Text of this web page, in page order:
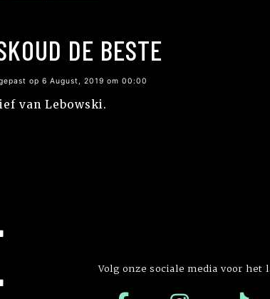
DE BESTE
op 6 August, 2019 om 00:00
van Lebowski.
Volg onze sociale media voor het